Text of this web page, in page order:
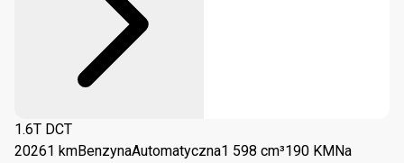
1.6T DCT
20261 kmBenzynaAutomatyczna1 598 cm³190 KM Na